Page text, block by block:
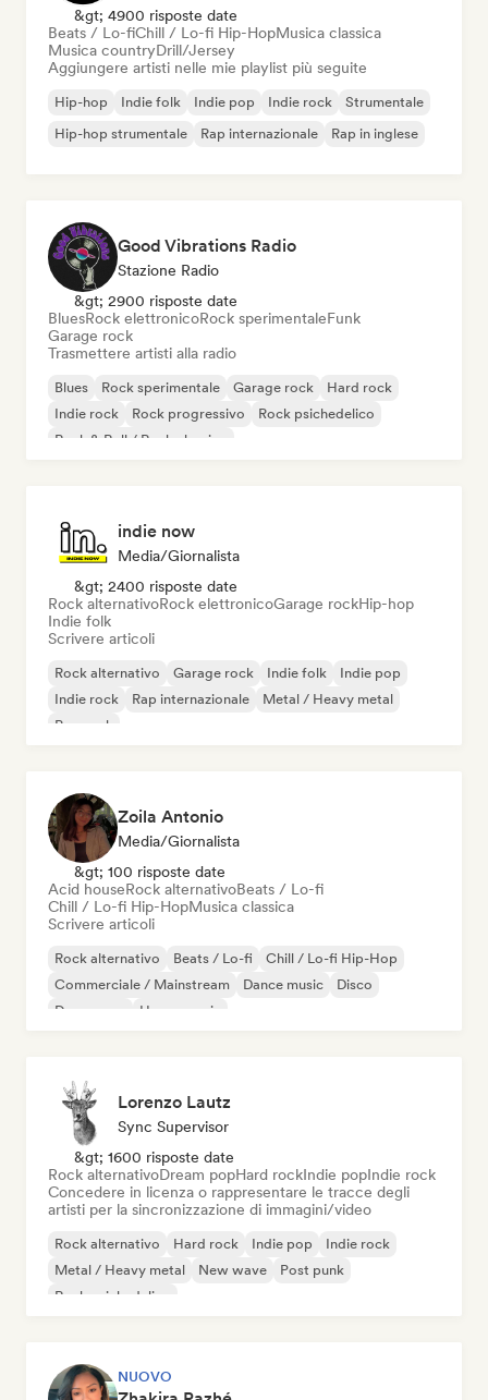
&gt; 4900 risposte date
Beats / Lo-fiChill / Lo-fi Hip-HopMusica classica
Musica countryDrill/Jersey
Aggiungere artisti nelle mie playlist più seguite
Hip-hop Indie folk Indie pop Indie rock
Strumentale
Hip-hop strumentale
Rap internazionale Rap in inglese
Good Vibrations Radio
Stazione Radio
&gt; 2900 risposte date
BluesRock elettronicoRock sperimentaleFunk
Garage rock
Trasmettere artisti alla radio
Blues Rock sperimentale Garage rock
Hard rock
Indie rock
Rock progressivo
Rock psichedelico
Rock & Roll / Rock classico
indie now
Media/Giornalista
&gt; 2400 risposte date
Rock alternativoRock elettronicoGarage rockHip-hop
Indie folk
Scrivere articoli
Rock alternativo Garage rock Indie folk
Indie pop
Indie rock
Rap internazionale
Metal / Heavy metal
Pop rock
Zoila Antonio
Media/Giornalista
&gt; 100 risposte date
Acid houseRock alternativoBeats / Lo-fi
Chill / Lo-fi Hip-HopMusica classica
Scrivere articoli
Rock alternativo Beats / Lo-fi
Chill / Lo-fi Hip-Hop
Commerciale / Mainstream
Dance music
Disco
Dream pop
House music
Lorenzo Lautz
Sync Supervisor
&gt; 1600 risposte date
Rock alternativoDream popHard rockIndie popIndie rock
Concedere in licenza o rappresentare le tracce degli
artisti per la sincronizzazione di immagini/video
Rock alternativo Hard rock Indie pop
Indie rock
Metal / Heavy metal
New wave
Post punk
Rock psichedelico
NUOVO